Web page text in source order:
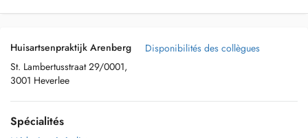
Huisartsenpraktijk Arenberg
St. Lambertusstraat 29/0001,
3001 Heverlee
Disponibilités des collègues
Spécialités